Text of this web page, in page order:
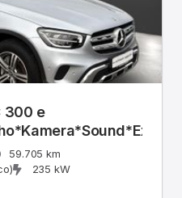
300 e
59.705 km
235 kW